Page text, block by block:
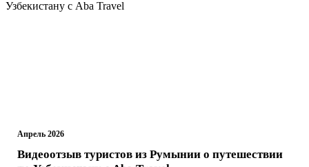
Апрель 2026
Видеоотзыв туристов из Румынии о путешествии